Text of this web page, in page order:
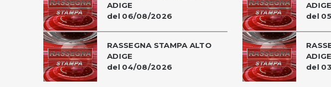
ADIGE
del 06/08/2026
ADIGE
del
RASSEGNA STAMPA ALTO
ADIGE
del 04/08/2026
ADIGE
del